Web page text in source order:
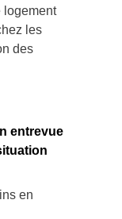
logement
les
des
entrevue
en